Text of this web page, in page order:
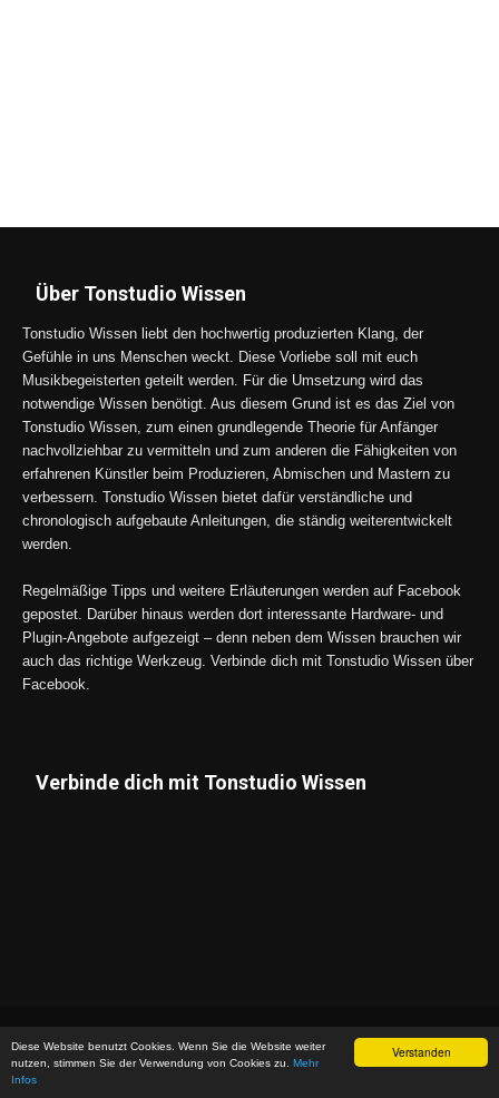
Verstanden
Diese Website benutzt Cookies. Wenn Sie die Website weiter
nutzen, stimmen Sie der Verwendung von Cookies zu. Mehr
Infos
Über Tonstudio Wissen
Tonstudio Wissen liebt den hochwertig produzierten Klang, der
Gefühle in uns Menschen weckt. Diese Vorliebe soll mit euch
Musikbegeisterten geteilt werden. Für die Umsetzung wird das
notwendige Wissen benötigt. Aus diesem Grund ist es das Ziel von
Tonstudio Wissen, zum einen grundlegende Theorie für Anfänger
nachvollziehbar zu vermitteln und zum anderen die Fähigkeiten von
erfahrenen Künstler beim Produzieren, Abmischen und Mastern zu
verbessern. Tonstudio Wissen bietet dafür verständliche und
chronologisch aufgebaute Anleitungen, die ständig weiterentwickelt
werden.
Regelmäßige Tipps und weitere Erläuterungen werden auf Facebook
gepostet. Darüber hinaus werden dort interessante Hardware- und
Plugin-Angebote aufgezeigt – denn neben dem Wissen brauchen wir
auch das richtige Werkzeug. Verbinde dich mit Tonstudio Wissen über
Facebook.
Verbinde dich mit Tonstudio Wissen
© Copyright 2026 - Tonstudio Wissen | *Affiliate-Link